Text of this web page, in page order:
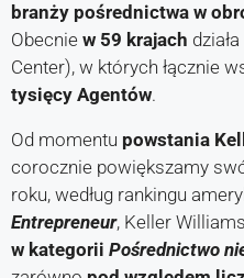
branży pośrednictwa w
Obecnie w 59 krajach działa
Center), w których łącznie
tysięcy Agentów.
Od momentu powstania
corocznie powiększamy
roku, według rankingu
Entrepreneur, Keller
w kategorii Pośrednictwo